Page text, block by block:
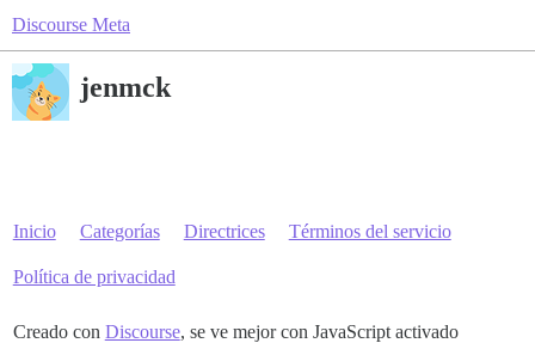
Discourse Meta
jenmck
Inicio Categorías Directrices Términos del servicio
Política de privacidad
Creado con Discourse, se ve mejor con JavaScript activado